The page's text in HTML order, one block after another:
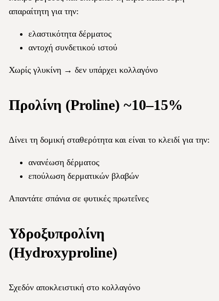
απαραίτητη για την:
ελαστικότητα δέρματος
αντοχή συνδετικού ιστού
Χωρίς γλυκίνη → δεν υπάρχει κολλαγόνο
Προλίνη (Proline) ~10–15%
Δίνει τη δομική σταθερότητα και είναι το κλειδί για την:
ανανέωση δέρματος
επούλωση δερματικών βλαβών
Απαντάτε σπάνια σε φυτικές πρωτεΐνες
Υδροξυπρολίνη
(Hydroxyproline)
Σχεδόν αποκλειστική στο κολλαγόνο